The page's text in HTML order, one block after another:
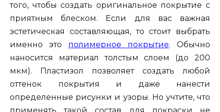
того, чтобы создать оригинальное покрытие с
приятным блеском. Если для вас важная
эстетическая составляющая, то стоит выбрать
именно это полимерное покрытие. Обычно
наносится материал толстым слоем (до 200
мкм). Пластизол позволяет создать любой
оттенок покрытия и даже нанести
определенные рисунки и узоры. Но учтите, что